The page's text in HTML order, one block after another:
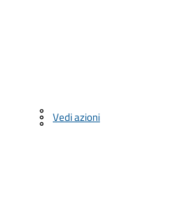
Vedi azioni